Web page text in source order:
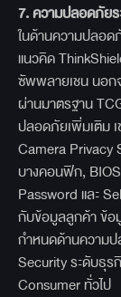
7. ความปลอดภัย
ในด้านความปลอ
แนวคิด
ซัพพลายเชน นอ
ผ่านมาตรฐาน
ปลอดภัยเพิ่มเติม
Camera Privacy
บางคอนฟิก,
Password และ
กับข้อมูลลูกค้า ข้อ
กำหนดด้านความป
Security ระดับธุร
Consumer ทั่วไป